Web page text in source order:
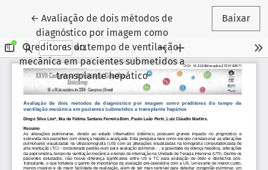
←Voltar aos Detalhes do Artigo
Avaliação de dois métodos de
diagnóstico por imagem como
preditores do tempo de ventilação
mecânica em pacientes submetidos a
transplante hepático
Baixar